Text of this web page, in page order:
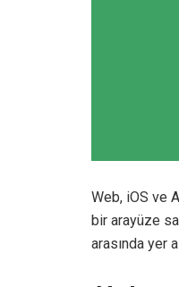
Web, iOS ve
bir arayüze
arasında yer